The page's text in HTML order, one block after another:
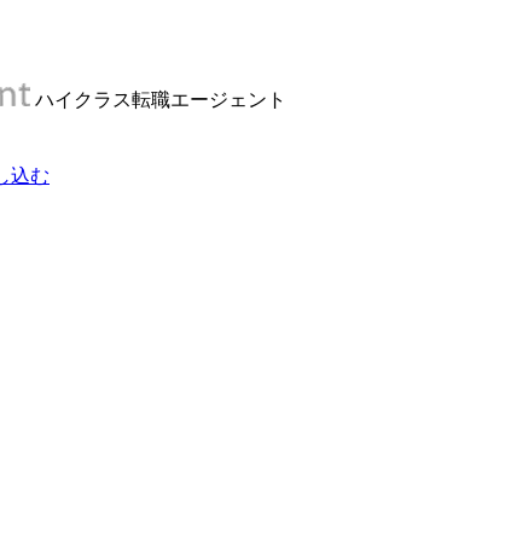
ハイクラス転職エージェント
込む